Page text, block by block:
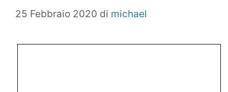
25 Febbraio 2020 di michael